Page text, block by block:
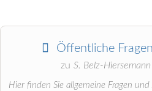
Öffentliche
zu S. Belz-
Hier finden Sie allgemeine Fragen